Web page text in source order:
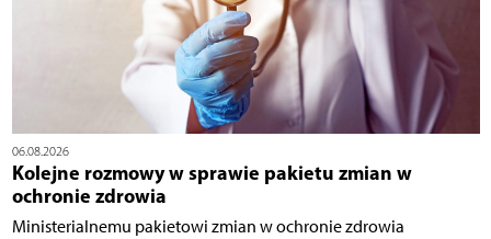
06.08.2026
Kolejne rozmowy w sprawie pakietu zmian w
ochronie zdrowia
Ministerialnemu pakietowi zmian w ochronie zdrowia